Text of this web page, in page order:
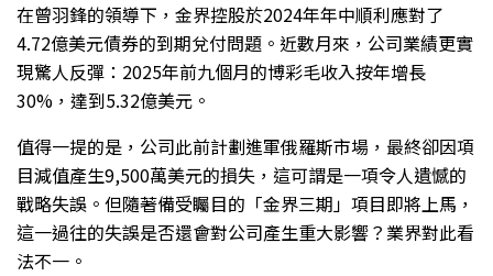
在曾羽鋒的領導下，金界控股於2024年年中順利應對了
4.72億美元債券的到期兌付問題。近數月來，公司業績更實
現驚人反彈：2025年前九個月的博彩毛收入按年增長
30%，達到5.32億美元。
值得一提的是，公司此前計劃進軍俄羅斯市場，最終卻因項
目減值產生9,500萬美元的損失，這可謂是一項令人遺憾的
戰略失誤。但隨著備受矚目的「金界三期」項目即將上馬，
這一過往的失誤是否還會對公司產生重大影響？業界對此看
法不一。